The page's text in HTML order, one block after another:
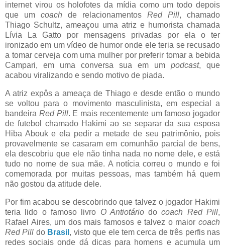
internet virou os holofotes da mídia como um todo depois
que um coach de relacionamentos Red Pill, chamado
Thiago Schultz, ameaçou uma atriz e humorista chamada
Lívia La Gatto por mensagens privadas por ela o ter
ironizado em um vídeo de humor onde ele teria se recusado
a tomar cerveja com uma mulher por preferir tomar a bebida
Campari, em uma conversa sua em um podcast, que
acabou viralizando e sendo motivo de piada.
A atriz expôs a ameaça de Thiago e desde então o mundo
se voltou para o movimento masculinista, em especial a
bandeira Red Pill. E mais recentemente um famoso jogador
de futebol chamado Hakimi ao se separar da sua esposa
Hiba Abouk e ela pedir a metade de seu patrimônio, pois
provavelmente se casaram em comunhão parcial de bens,
ela descobriu que ele não tinha nada no nome dele, e está
tudo no nome de sua mãe. A notícia correu o mundo e foi
comemorada por muitas pessoas, mas também há quem
não gostou da atitude dele.
Por fim acabou se descobrindo que talvez o jogador Hakimi
teria lido o famoso livro O Antiotáriodocoach Red Pill,
Rafael Aires, um dos mais famosos e talvez o maior coach
Red Pill do Brasil , visto que ele tem cerca de três perfis nas
redes sociais onde dá dicas para homens e acumula um